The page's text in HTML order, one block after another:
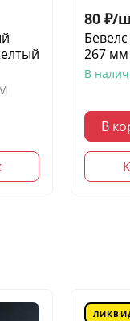
80 ₽/
267
В
В